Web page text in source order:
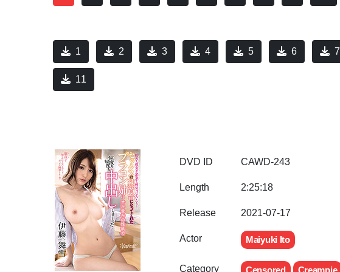
1 2 3 4 5 6 7
11
DVD ID CAWD-243
Length 2:25:18
Release 2021-07-17
Actor Maiyuki Ito
Category